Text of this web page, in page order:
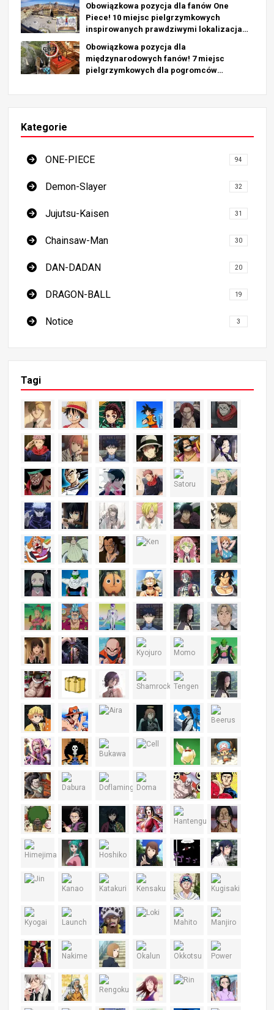
Obowiązkowa pozycja dla fanów One
Piece! 10 miejsc pielgrzymkowych
inspirowanych prawdziwymi lokalizacjami
Obowiązkowa pozycja dla
międzynarodowych fanów! 7 miejsc
pielgrzymkowych dla pogromców
Kategorie
ONE-PIECE 94
Demon-Slayer 32
Jujutsu-Kaisen 31
Chainsaw-Man 30
DAN-DADAN 20
DRAGON-BALL 19
Notice 3
Tagi